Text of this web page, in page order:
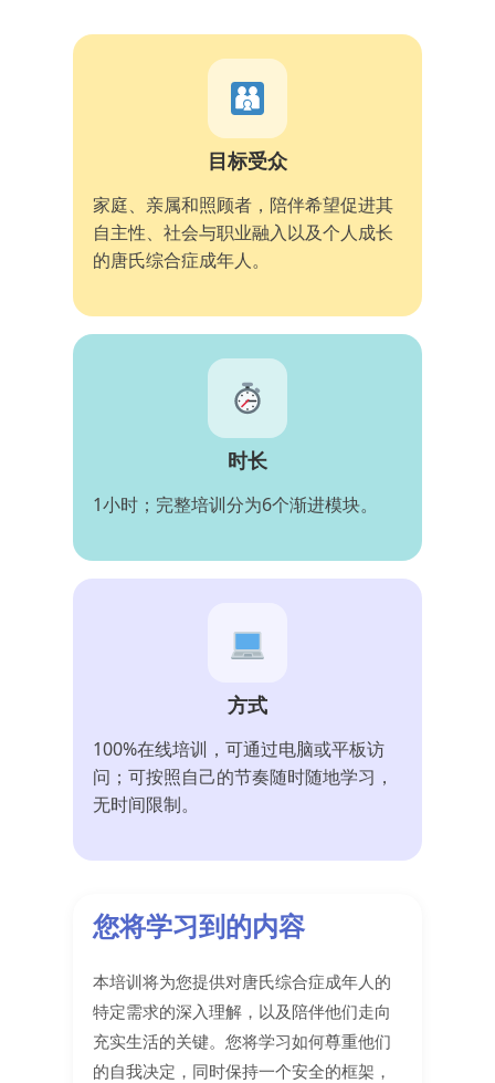
目标受众
家庭、亲属和照顾者，陪伴希望促进其
自主性、社会与职业融入以及个人成长
的唐氏综合症成年人。
时长
1小时；完整培训分为6个渐进模块。
方式
100%在线培训，可通过电脑或平板访
问；可按照自己的节奏随时随地学习，
无时间限制。
您将学习到的内容
本培训将为您提供对唐氏综合症成年人的
特定需求的深入理解，以及陪伴他们走向
充实生活的关键。您将学习如何尊重他们
的自我决定，同时保持一个安全的框架，